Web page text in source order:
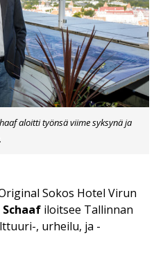
aloitti työnsä viime syksynä ja
Sokos Hotel Virun
iloitsee Tallinnan
, urheilu, ja -